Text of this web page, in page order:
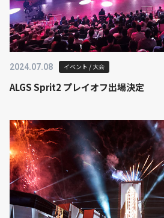
2024.07.08 イベント / 大会
ALGS Sprit2 プレイオフ出場決定